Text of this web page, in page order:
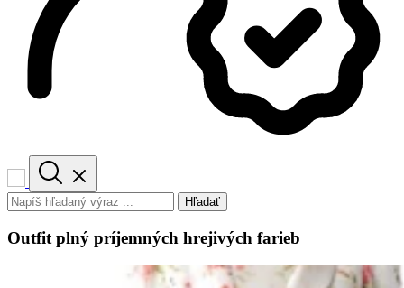
Hľadať
Outfit plný príjemných hrejivých farieb